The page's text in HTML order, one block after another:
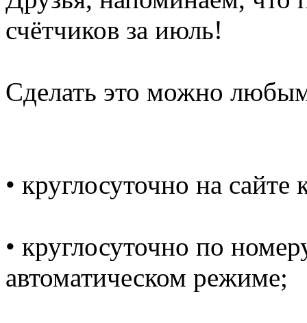
счётчиков за июль!
Сделать это можно
• круглосуточно на
• круглосуточно по
автоматическом режиме;